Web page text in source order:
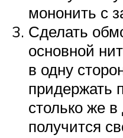
мононить с
Сделать
основной
в одну
придержать
столько же
получится